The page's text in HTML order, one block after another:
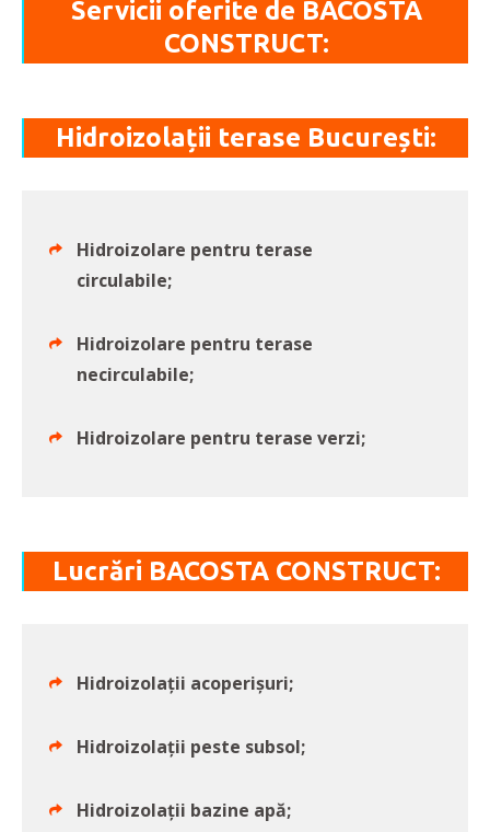
Servicii oferite de BACOSTA
CONSTRUCT:
Hidroizolații terase București:
Hidroizolare pentru terase
circulabile;
Hidroizolare pentru terase
necirculabile;
Hidroizolare pentru terase verzi;
Lucrări BACOSTA CONSTRUCT:
Hidroizolații acoperișuri;
Hidroizolații peste subsol;
Hidroizolații bazine apă;